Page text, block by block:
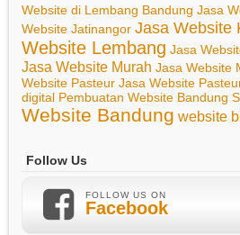
Website di Lembang Bandung Jasa
Website Jatinangor Jasa Website
Website Lembang Jasa
Jasa Website Murah Jasa Website
Website Pasteur Jasa Website
digital Pembuatan Website Bandung
Website Bandung website
Follow Us
FOLLOW US ON
Facebook